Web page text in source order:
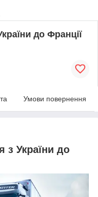
до Франції
Умови повернення
з України до